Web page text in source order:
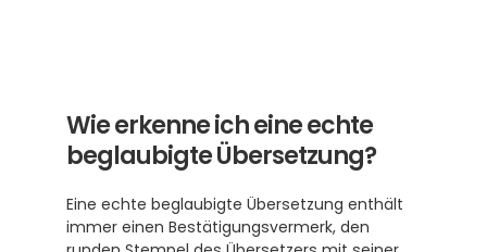
Wie erkenne ich eine echte
beglaubigte Übersetzung?
Eine echte beglaubigte Übersetzung enthält
immer einen Bestätigungsvermerk, den